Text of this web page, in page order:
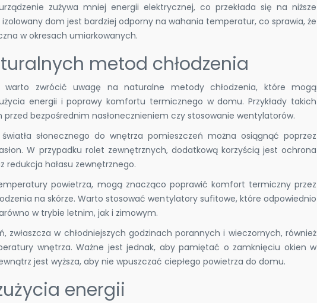
zużywa mniej energii elektrycznej, co przekłada się na niższe
dom jest bardziej odporny na wahania temperatur, co sprawia, że
w okresach umiarkowanych.
metod chłodzenia
warto zwrócić uwagę na naturalne metody chłodzenia, które mogą
energii i poprawy komfortu termicznego w domu. Przykłady takich
bezpośrednim nasłonecznieniem czy stosowanie wentylatorów.
słonecznego do wnętrza pomieszczeń można osiągnąć poprzez
W przypadku rolet zewnętrznych, dodatkową korzyścią jest ochrona
redukcja hałasu zewnętrznego.
powietrza, mogą znacząco poprawić komfort termiczny przez
na skórze. Warto stosować wentylatory sufitowe, które odpowiednio
w trybie letnim, jak i zimowym.
zwłaszcza w chłodniejszych godzinach porannych i wieczornych, również
wnętrza. Ważne jest jednak, aby pamiętać o zamknięciu okien w
jest wyższa, aby nie wpuszczać ciepłego powietrza do domu.
energii